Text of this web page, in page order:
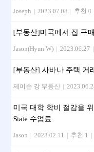
Joseph | 2023.07.08 | 추천 0
[부동산] 미국에서 집 구
Jason(Hyun W) | 2023.06.27 |
[부동산] 사바나 주택 거
제이슨 강 부동산 |
미국 대학 학비 절감을
State 수업료
Jason | 2023.02.11 | 추천 1 |